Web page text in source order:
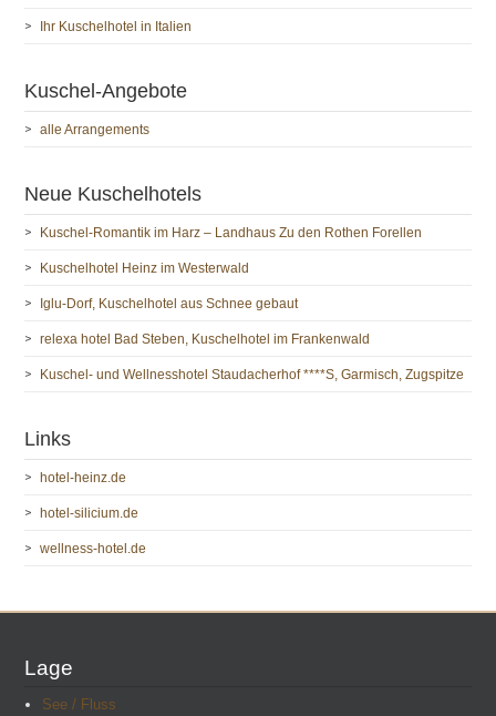
Ihr Kuschelhotel in Italien
Kuschel-Angebote
alle Arrangements
Neue Kuschelhotels
Kuschel-Romantik im Harz – Landhaus Zu den Rothen Forellen
Kuschelhotel Heinz im Westerwald
Iglu-Dorf, Kuschelhotel aus Schnee gebaut
relexa hotel Bad Steben, Kuschelhotel im Frankenwald
Kuschel- und Wellnesshotel Staudacherhof ****S, Garmisch, Zugspitze
Links
hotel-heinz.de
hotel-silicium.de
wellness-hotel.de
Lage
See / Fluss